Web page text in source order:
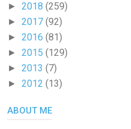
► 2018 (259)
► 2017 (92)
► 2016 (81)
► 2015 (129)
► 2013 (7)
► 2012 (13)
ABOUT ME